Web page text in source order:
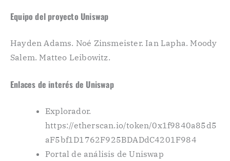
Equipo del proyecto Uniswap
Hayden Adams. Noé Zinsmeister. Ian Lapha. Moody
Salem. Matteo Leibowitz.
Enlaces de interés de Uniswap
Explorador.
https://etherscan.io/token/0x1f9840a85d5
aF5bf1D1762F925BDADdC4201F984
Portal de análisis de Uniswap